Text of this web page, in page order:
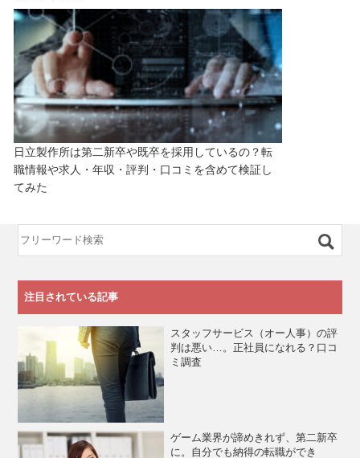
日立製作所は第二新卒や既卒を採用しているの？転
職情報や求人・年収・評判・口コミを含めて検証し
てみた
注目されている記事
スタッフサービス（オー人事）の評
判は悪い…。正社員になれる？口コ
ミ調査
ゲーム業界が諦めきれず、第二新卒
に。自分でも納得の転職ができ